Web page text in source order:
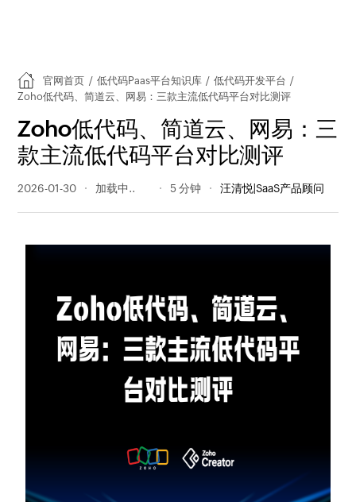
官网首页 / 低代码Paas平台知识库 / 低代码开发平台 /
Zoho低代码、简道云、网易：三款主流低代码平台对比测评
Zoho低代码、简道云、网易：三
款主流低代码平台对比测评
2026-01-30 359 阅读量 5 分钟 汪清悦|SaaS产品顾问